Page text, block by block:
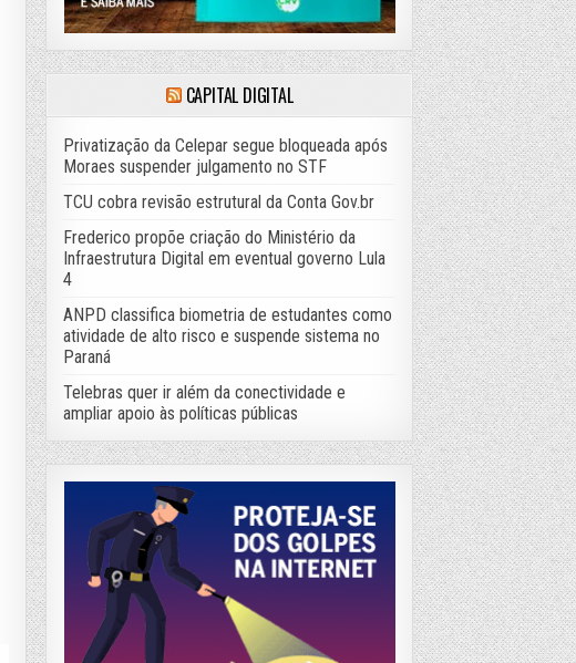
CAPITAL DIGITAL
Privatização da Celepar segue bloqueada após
Moraes suspender julgamento no STF
TCU cobra revisão estrutural da Conta Gov.br
Frederico propõe criação do Ministério da
Infraestrutura Digital em eventual governo Lula
4
ANPD classifica biometria de estudantes como
atividade de alto risco e suspende sistema no
Paraná
Telebras quer ir além da conectividade e
ampliar apoio às políticas públicas